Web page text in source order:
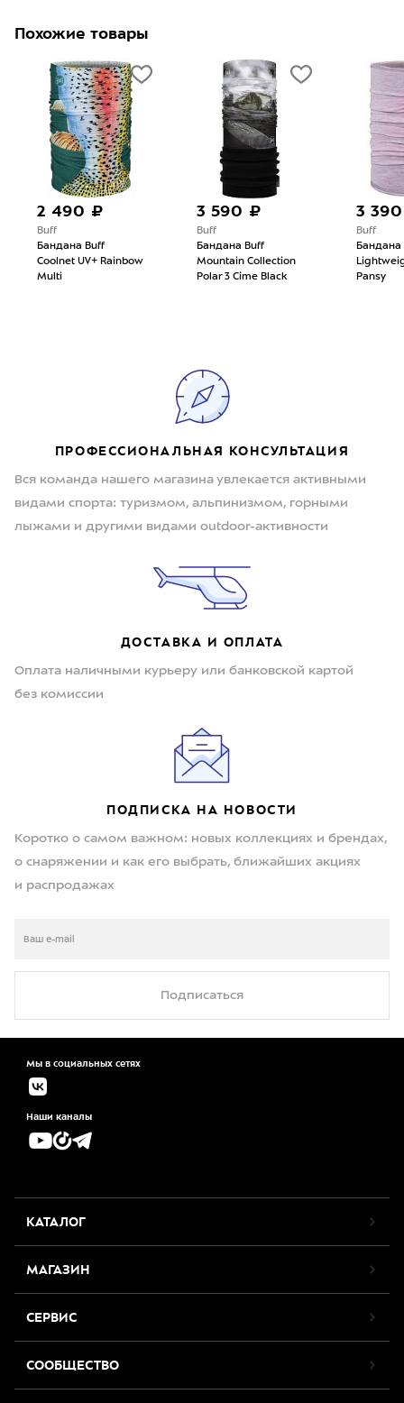
Похожие товары
2 490 ₽
Buff
Бандана Buff
Coolnet UV+ Rainbow
Multi
3 590 ₽
Buff
Бандана Buff
Mountain Collection
Polar 3 Cime Black
3
Buff
Бандана
Pansy
ПРОФЕССИОНАЛЬНАЯ КОНСУЛЬТАЦИЯ
Вся команда нашего магазина увлекается активными
видами спорта: туризмом, альпинизмом, горными
лыжами и другими видами outdoor-активности
ДОСТАВКА И ОПЛАТА
Оплата наличными курьеру или банковской картой
без комиссии
ПОДПИСКА НА НОВОСТИ
Коротко о самом важном: новых коллекциях и брендах,
о снаряжении и как его выбрать, ближайших акциях
и распродажах
Подписаться
Мы в социальных сетях
Наши каналы
КАТАЛОГ
МАГАЗИН
СЕРВИС
СООБЩЕСТВО